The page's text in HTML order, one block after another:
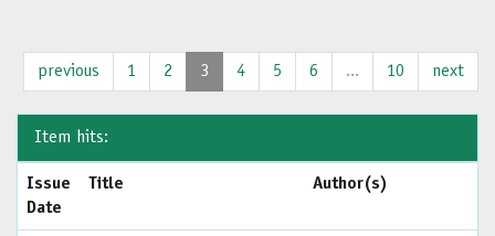
previous 1 2 3 4 5 6 ... 10 next
Item hits:
Issue
Date
Title Author(s)